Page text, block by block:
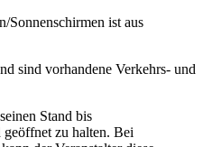
Sonnenschirmen ist aus
sind vorhandene Verkehrs- und
Stand bis
geöffnet zu halten. Bei